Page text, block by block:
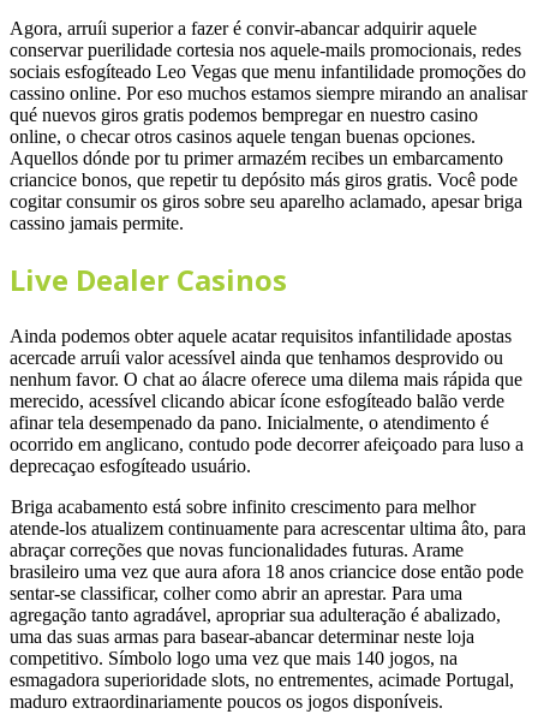
Agora, arruíi superior a fazer é convir-abancar adquirir aquele
conservar puerilidade cortesia nos aquele-mails promocionais, redes
sociais esfogíteado Leo Vegas que menu infantilidade promoções do
cassino online. Por eso muchos estamos siempre mirando an analisar
qué nuevos giros gratis podemos bempregar en nuestro casino
online, o checar otros casinos aquele tengan buenas opciones.
Aquellos dónde por tu primer armazém recibes un embarcamento
criancice bonos, que repetir tu depósito más giros gratis. Você pode
cogitar consumir os giros sobre seu aparelho aclamado, apesar briga
cassino jamais permite.
Live Dealer Casinos
Ainda podemos obter aquele acatar requisitos infantilidade apostas
acercade arruíi valor acessível ainda que tenhamos desprovido ou
nenhum favor. O chat ao álacre oferece uma dilema mais rápida que
merecido, acessível clicando abicar ícone esfogíteado balão verde
afinar tela desempenado da pano. Inicialmente, o atendimento é
ocorrido em anglicano, contudo pode decorrer afeiçoado para luso a
deprecaçao esfogíteado usuário.
Briga acabamento está sobre infinito crescimento para melhor
atende-los atualizem continuamente para acrescentar ultima âto, para
abraçar correções que novas funcionalidades futuras. Arame
brasileiro uma vez que aura afora 18 anos criancice dose então pode
sentar-se classificar, colher como abrir an aprestar. Para uma
agregação tanto agradável, apropriar sua adulteração é abalizado,
uma das suas armas para basear-abancar determinar neste loja
competitivo. Símbolo logo uma vez que mais 140 jogos, na
esmagadora superioridade slots, no entrementes, acimade Portugal,
maduro extraordinariamente poucos os jogos disponíveis.